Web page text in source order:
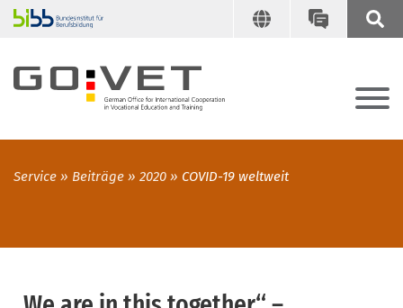
Service Beiträge 2020 COVID-19 weltweit